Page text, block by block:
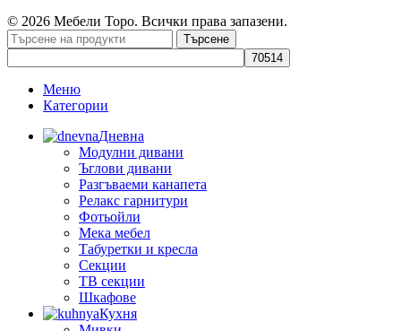
© 2026 Мебели Торо. Всички права запазени.
Търсене
Меню
Категории
Дневна
Модулни дивани
Ъглови дивани
Разгъваеми канапета
Релакс гарнитури
Фотьойли
Мека мебел
Табуретки и кресла
Секции
ТВ секции
Шкафове
Кухня